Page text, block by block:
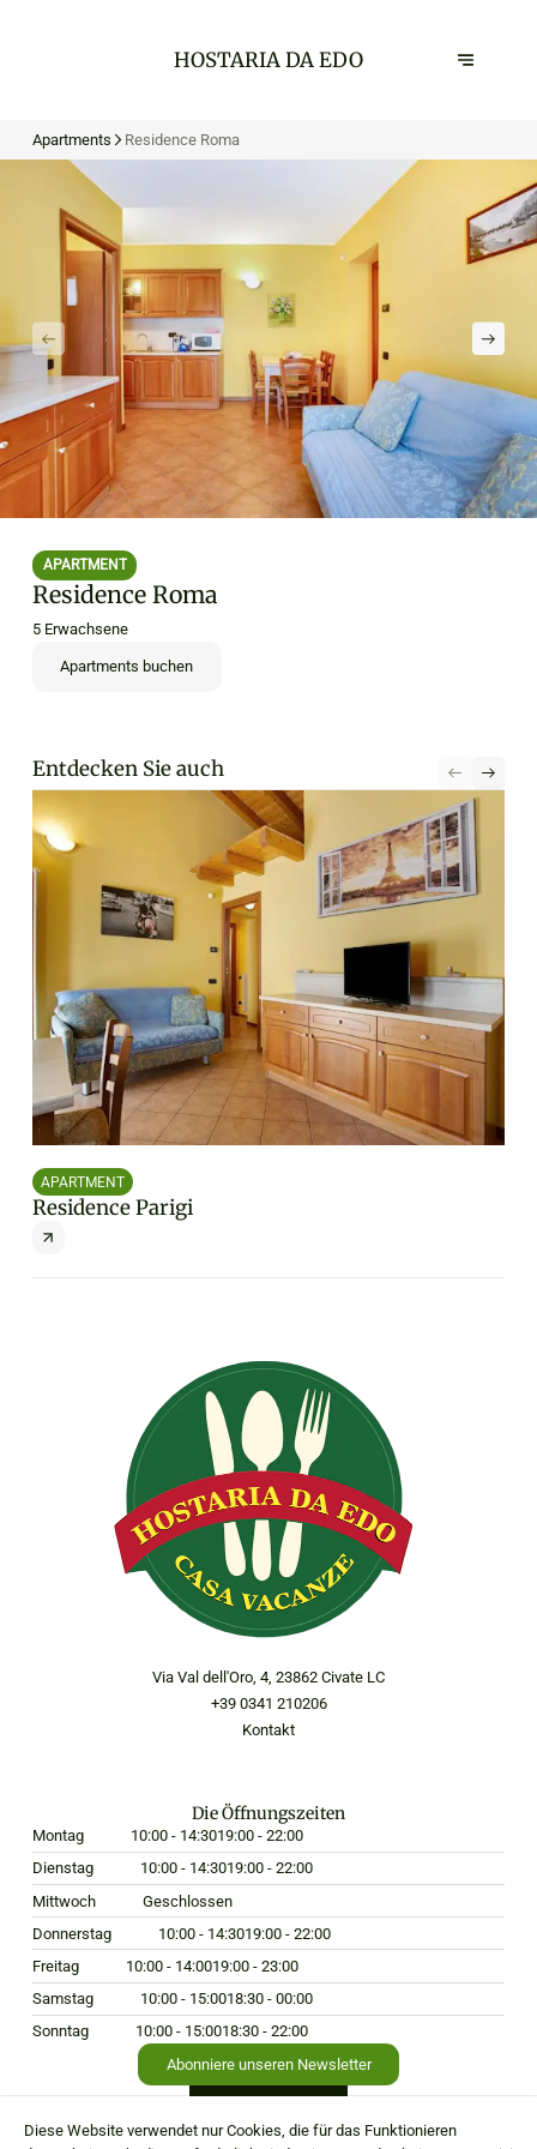
HOSTARIA DA EDO
Apartments Residence Roma
APARTMENT
Residence Roma
5 Erwachsene
Apartments buchen
Entdecken Sie auch
APARTMENT
Residence Parigi
Via Val dell'Oro, 4, 23862 Civate LC
+39 0341 210206
Kontakt
Die Öffnungszeiten
Montag 10:00 - 14:3019:00 - 22:00
Dienstag
10:00 - 14:3019:00 - 22:00
Mittwoch
Geschlossen
Donnerstag
10:00 - 14:3019:00 - 22:00
Freitag
10:00 - 14:0019:00 - 23:00
Samstag
10:00 - 15:0018:30 - 00:00
Sonntag
10:00 - 15:0018:30 - 22:00
Abonniere unseren Newsletter
Diese Website verwendet nur Cookies, die für das Funktionieren